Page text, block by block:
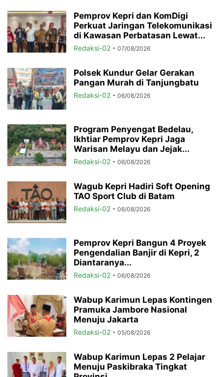
Pemprov Kepri dan KomDigi
Perkuat Jaringan Telekomunikasi
di Kawasan Perbatasan Lewat...
Redaksi-02 - 07/08/2026
Polsek Kundur Gelar Gerakan
Pangan Murah di Tanjungbatu
Redaksi-02 - 06/08/2026
Program Penyengat Bedelau,
Ikhtiar Pemprov Kepri Jaga
Warisan Melayu dan Jejak...
Redaksi-02 - 06/08/2026
Wagub Kepri Hadiri Soft Opening
TAO Sport Club di Batam
Redaksi-02 - 06/08/2026
Pemprov Kepri Bangun 4 Proyek
Pengendalian Banjir di Kepri, 2
Diantaranya...
Redaksi-02 - 06/08/2026
Wabup Karimun Lepas Kontingen
Pramuka Jambore Nasional
Menuju Jakarta
Redaksi-02 - 05/08/2026
Wabup Karimun Lepas 2 Pelajar
Menuju Paskibraka Tingkat